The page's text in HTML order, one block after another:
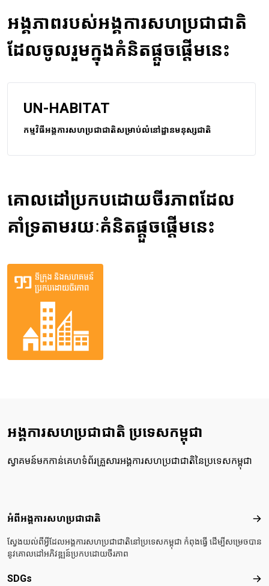
អង្គភាពរបស់អង្គការសហប្រជាជាតិ
ដែលចូលរួមក្នុងគំនិតផ្តួចផ្តើមនេះ
UN-HABITAT
កម្មវិធីអង្គការសហប្រជាជាតិសម្រាប់លំនៅដ្ឋានមនុស្សជាតិ
គោលដៅប្រកបដោយចីរភាពដែល
គាំទ្រតាមរយៈគំនិតផ្តួចផ្តើមនេះ
អង្គការសហប្រជាជាតិ ប្រទេសកម្ពុជា
ស្វាគមន៍មកកាន់គេហទំព័រគ្រួសារអង្គការសហប្រជាជាតិនៃប្រទេសកម្ពុជា
Footer menu
អំពីអង្គការសហប្រជាជាតិ អំពី
ស្វែងយល់ពីអ្វីដែលអង្គការសហប្រជាជាតិនៅប្រទេសកម្ពុជា កំពុងធ្វើ ដើម្បីសម្រេចបាន
នូវគោលដៅអភិវឌ្ឍន៍ប្រកបដោយចីរភាព
SDGs